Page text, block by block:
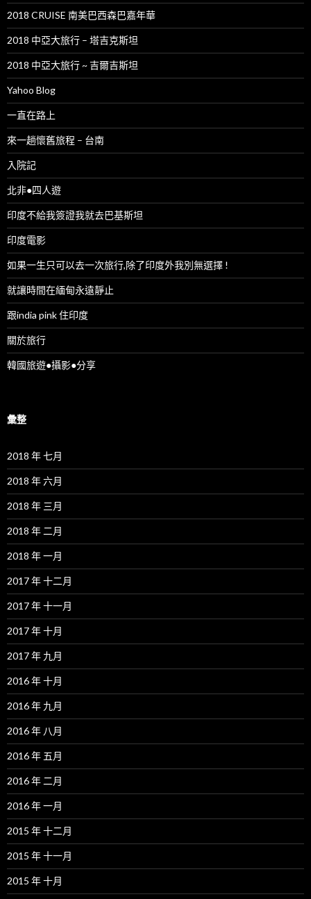
2018 CRUISE 南美巴西森巴嘉年華
2018 中亞大旅行 – 塔吉克斯坦
2018 中亞大旅行 ~ 吉爾吉斯坦
Yahoo Blog
一直在路上
來一趟懷舊旅程 – 台南
入院記
北非●四人遊
印度不給我簽證我就去巴基斯坦
印度電影
如果一生只可以去一次旅行,除了印度外我別無選擇 !
就讓時間在緬甸永遠靜止
跟india pink 住印度
關於旅行
韓國旅遊●攝影●分享
彙整
2018 年 七月
2018 年 六月
2018 年 三月
2018 年 二月
2018 年 一月
2017 年 十二月
2017 年 十一月
2017 年 十月
2017 年 九月
2016 年 十月
2016 年 九月
2016 年 八月
2016 年 五月
2016 年 二月
2016 年 一月
2015 年 十二月
2015 年 十一月
2015 年 十月